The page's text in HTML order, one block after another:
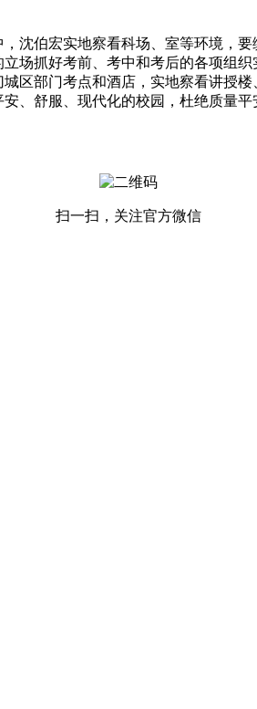
伯宏实地察看科场、室等环境，
场抓好考前、考中和考后的各项组
区部门考点和酒店，实地察看讲授
、舒服、现代化的校园，杜绝质量平
扫一扫，关注官方微信